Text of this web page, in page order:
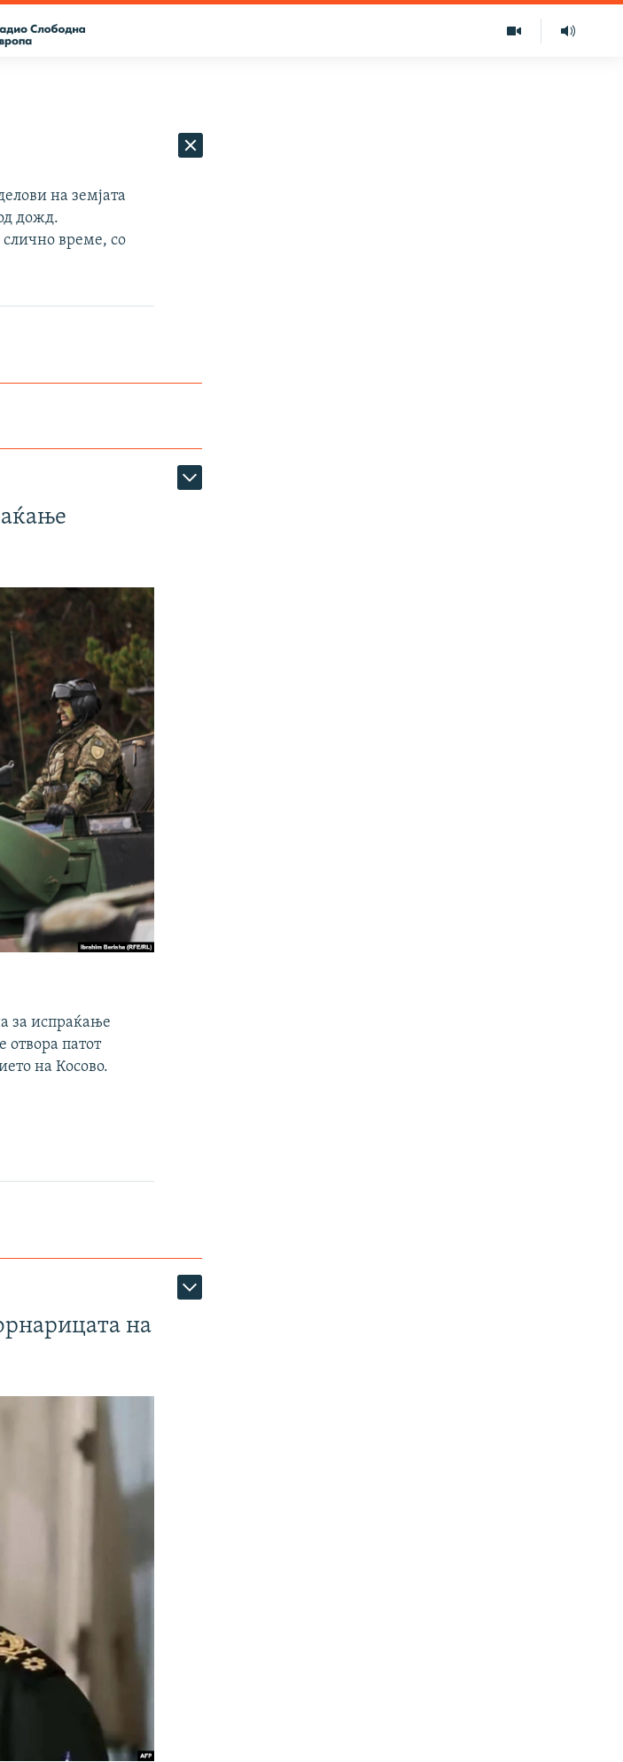
на земјата
дожд.
време, со
за испраќање
отвора патот
на Косово.
на